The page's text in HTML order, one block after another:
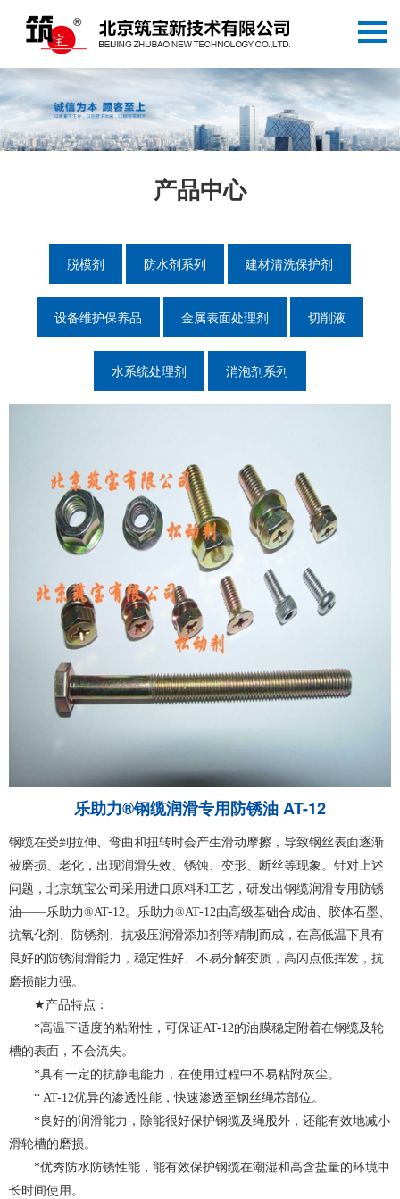
产品中心
脱模剂 防水剂系列 建材清洗保护剂
设备维护保养品 金属表面处理剂 切削液
水系统处理剂 消泡剂系列
乐助力®钢缆润滑专用防锈油 AT-12
钢缆在受到拉伸、弯曲和扭转时会产生滑动摩擦，导致钢丝表面逐渐
被磨损、老化，出现润滑失效、锈蚀、变形、断丝等现象。针对上述
问题，北京筑宝公司采用进口原料和工艺，研发出钢缆润滑专用防锈
油——乐助力®AT-12。乐助力®AT-12由高级基础合成油、胶体石墨、
抗氧化剂、防锈剂、抗极压润滑添加剂等精制而成，在高低温下具有
良好的防锈润滑能力，稳定性好、不易分解变质，高闪点低挥发，抗
磨损能力强。
★ 产品特点：
*高温下适度的粘附性，可保证AT-12的油膜稳定附着在钢缆及轮
槽的表面，不会流失。
*具有一定的抗静电能力，在使用过程中不易粘附灰尘。
* AT-12优异的渗透性能，快速渗透至钢丝绳芯部位。
* 良好的润滑能力，除能很好保护钢缆及绳股外，还能有效地减小
滑轮槽的磨损。
*优秀防水防锈性能，能有效保护钢缆在潮湿和高含盐量的环境中
长时间使用。